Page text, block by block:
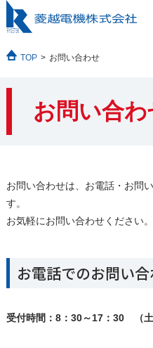
TOP お問い合わせ
お問い合わ
お問い合わせは、お電話・お問
す。
お気軽にお問い合わせください。
お電話でのお問い合
受付時間：8：30～17：30 （土